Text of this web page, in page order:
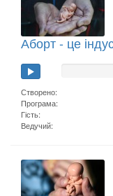
Аборт - це
Створено:
Програма:
Гість:
Ведучий: